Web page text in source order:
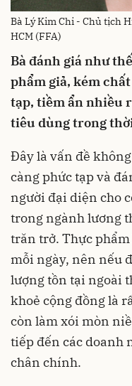
Bà Lý Kim Chi - Chủ tịch
HCM (FFA)
Bà đánh giá như
phẩm giả, kém
tạp, tiềm ẩn nhiều
tiêu dùngtrong
Đây là vấn đề
càng phức tạp và
người đại diện cho
trong ngành lương
trăn trở. Thực
mỗi ngày, nên nếu
lượng tồn tại ngoài
khoẻ cộng đồng là
còn làm xói mòn
tiếp đến các doanh
chân chính.